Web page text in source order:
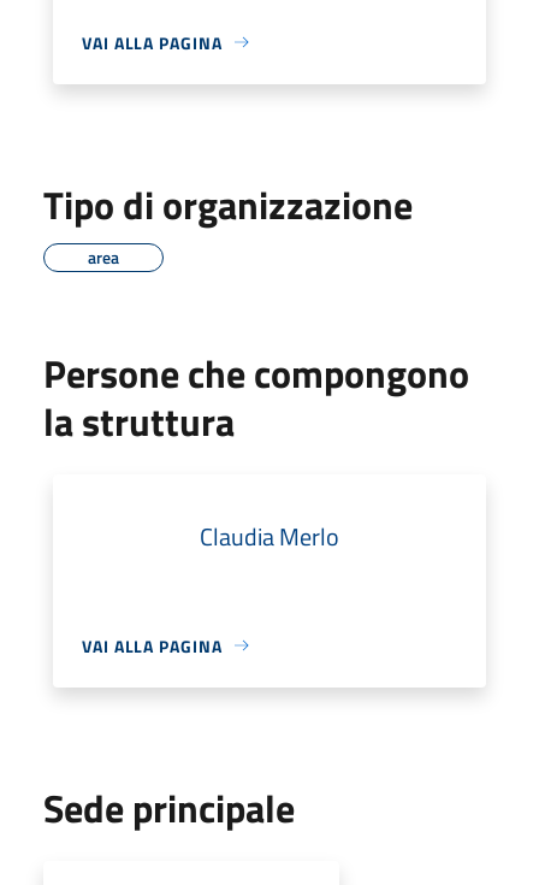
VAI ALLA PAGINA
Tipo di organizzazione
area
Persone che compongono
la struttura
Claudia Merlo
VAI ALLA PAGINA
Sede principale